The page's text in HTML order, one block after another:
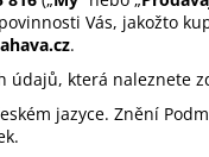
Vás, jakožto
.
údajů, která naleznete
jazyce. Znění